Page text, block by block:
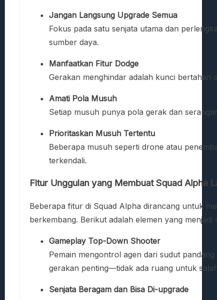
Jangan Langsung Upgrade Semua
Fokus pada satu senjata utama dan
sumber daya.
Manfaatkan Fitur Dodge
Gerakan menghindar adalah kunci bertahan
Amati Pola Musuh
Setiap musuh punya pola gerak dan
Prioritaskan Musuh Tertentu
Beberapa musuh seperti drone atau
terkendali.
Fitur Unggulan yang Membuat Squad Alpha
Beberapa fitur di Squad Alpha dirancang untuk
berkembang. Berikut adalah elemen yang menjadi
Gameplay Top-Down Shooter
Pemain mengontrol agen dari sudut
gerakan penting—tidak ada ruang untuk
Senjata Beragam dan Bisa Di-upgrade